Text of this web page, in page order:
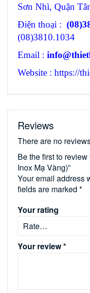
Sơn Nhì, Quận
Điện thoại :
(08)3810.1034
Email :
Website : https://
Reviews
There are no
Be the first to
Inox Mạ Vàng)”
Your email address
fields are marked *
Your rating
Your review*